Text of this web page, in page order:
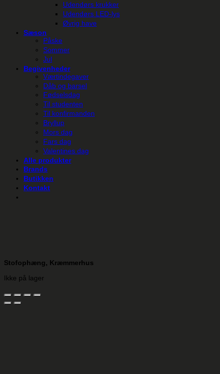
Udendørs krukker
Udendørs LED-lys
Øvrig have
Sæson
Påske
Sommer
Jul
Begivenheder
Værtindegaver
Dåb og barsel
Fødselsdag
Til studenten
Til konfirmanden
Bryllup
Mors dag
Fars dag
Valentines dag
Alle produkter
Brands
Butikken
Kontakt
Stofophæng, Kræmmerhus
Ikke på lager